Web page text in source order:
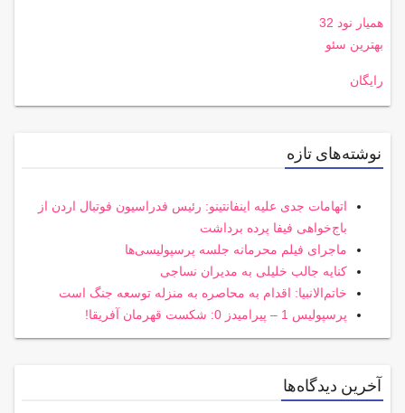
همیار نود 32
بهترین سئو
رایگان
نوشته‌های تازه
اتهامات جدی علیه اینفانتینو: رئیس فدراسیون فوتبال اردن از
باج‌خواهی فیفا پرده برداشت
ماجرای فیلم محرمانه جلسه پرسپولیسی‌ها
کنایه جالب خلیلی به مدیران نساجی
خاتم‌الانبیا: اقدام به محاصره به منزله توسعه جنگ است
پرسپولیس 1 – پیرامیدز 0: شکست قهرمان آفریقا!
آخرین دیدگاه‌ها